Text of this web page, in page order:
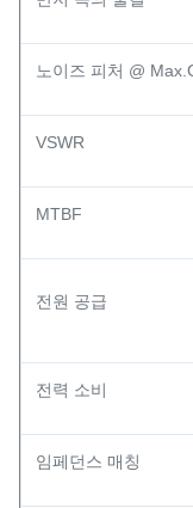
노이즈 피처 @
VSWR
MTBF
전원 공급
전력 소비
임페던스 매칭